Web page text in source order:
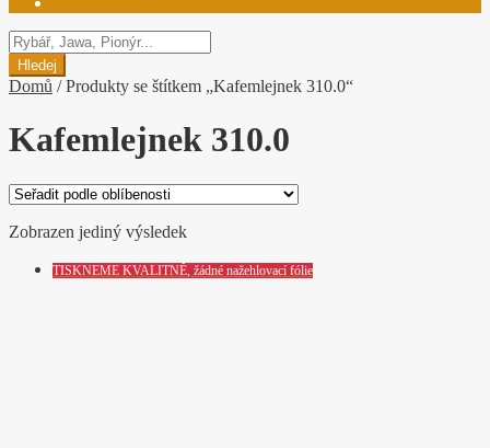
Hledat
produkty
Hledej
Domů /Produkty se štítkem „Kafemlejnek 310.0“
Kafemlejnek 310.0
Zobrazen jediný výsledek
TISKNEME KVALITNĚ, žádné nažehlovací fólie